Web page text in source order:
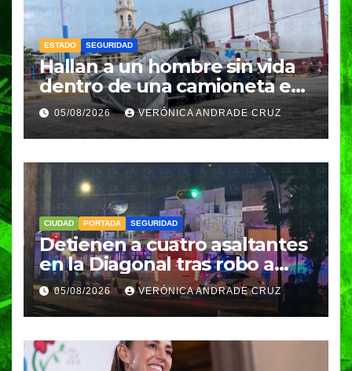
ESTADO SEGURIDAD
Hallan a un hombre sin vida
dentro de una camioneta en
Tenampulco; investigan
homicidio
05/08/2026 VERÓNICA ANDRADE CRUZ
CIUDAD PORTADA SEGURIDAD
Detienen a cuatro asaltantes
en la Diagonal tras robo a
Coppel en el Centro de
Puebla; recuperan celulares
y aseguran un arma
05/08/2026 VERÓNICA ANDRADE CRUZ